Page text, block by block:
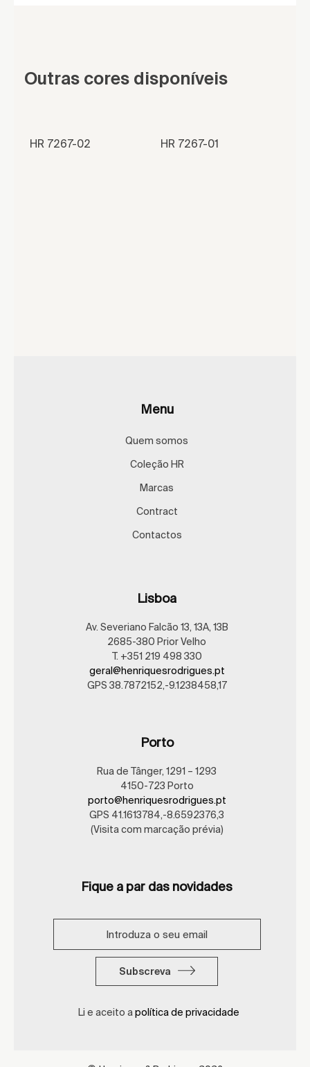
Outras cores disponíveis
HR 7267-02 HR 7267-01
Menu
Quem somos
Coleção HR
Marcas
Contract
Contactos
Lisboa
Av. Severiano Falcão 13, 13A, 13B
2685-380 Prior Velho
T. +351 219 498 330
geral@henriquesrodrigues.pt
GPS 38.7872152,-9.1238458,17
Porto
Rua de Tânger, 1291 – 1293
4150-723 Porto
porto@henriquesrodrigues.pt
GPS 41.1613784,-8.6592376,3
(Visita com marcação prévia)
Fique a par das novidades
Subscreva
Li e aceito a política de privacidade